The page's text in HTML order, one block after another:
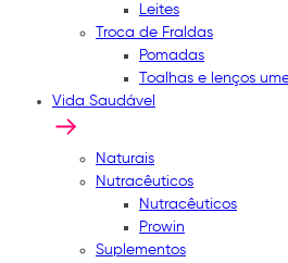
Leites
Troca de Fraldas
Pomadas
Toalhas e lenços
Vida Saudável
Naturais
Nutracêuticos
Nutracêuticos
Prowin
Suplementos